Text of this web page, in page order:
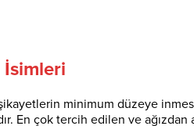
İsimleri
minimum düzeye
En çok tercih edilen ve